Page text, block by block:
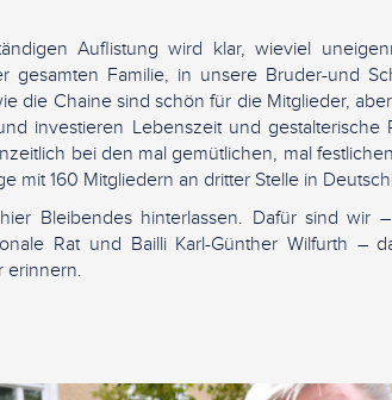
Auflistung wird klar, wieviel
gesamten Familie, in unsere Bruder-und
die Chaine sind schön für die Mitglieder,
investieren Lebenszeit und gestalterische
bei den mal gemütlichen, mal
mit 160 Mitgliedern an dritter Stelle in
Bleibendes hinterlassen. Dafür sind wir
Rat und Bailli Karl-Günther Wilfurth –
erinnern.